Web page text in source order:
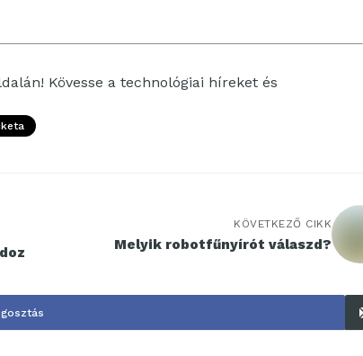
Kövesse a technológiai híreket és
KÖVETKEZŐ CIKK
Melyik robotfűnyírót válaszd?